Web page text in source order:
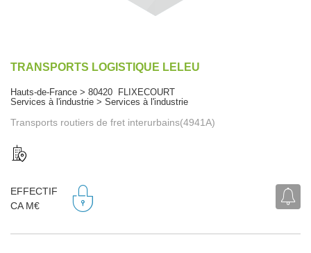
TRANSPORTS LOGISTIQUE LELEU
Hauts-de-France > 80420 FLIXECOURT
Services à l'industrie > Services à l'industrie
Transports routiers de fret interurbains(4941A)
EFFECTIF
CA M€